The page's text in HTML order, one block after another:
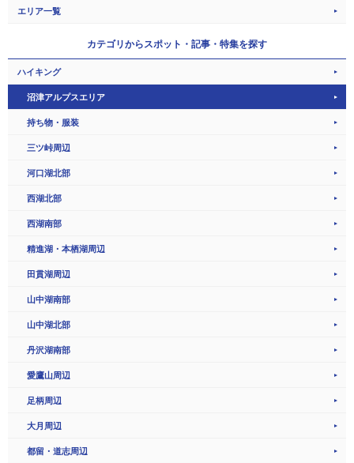
エリア一覧
カテゴリからスポット・記事・特集を探す
ハイキング
沼津アルプスエリア
持ち物・服装
三ツ峠周辺
河口湖北部
西湖北部
西湖南部
精進湖・本栖湖周辺
田貫湖周辺
山中湖南部
山中湖北部
丹沢湖南部
愛鷹山周辺
足柄周辺
大月周辺
都留・道志周辺